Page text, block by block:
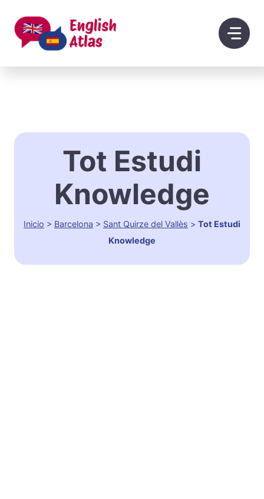
contenido
Tot Estudi
Knowledge
Inicio > Barcelona > Sant Quirze del Vallès > Tot Estudi
Knowledge